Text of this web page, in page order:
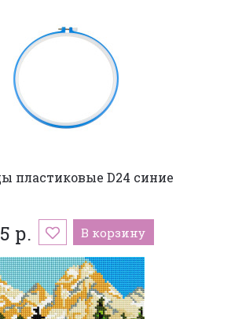
пластиковые D24 синие
р. В корзину